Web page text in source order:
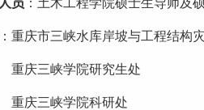
： 重庆市三峡水库岸坡与工程结构
重庆三峡学院研究生处
重庆三峡学院科研处